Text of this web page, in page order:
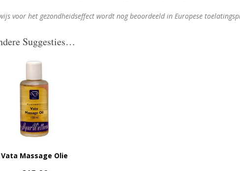
voor het gezondheidseffect wordt nog beoordeeld in Europese
Suggesties…
Vata Massage Olie